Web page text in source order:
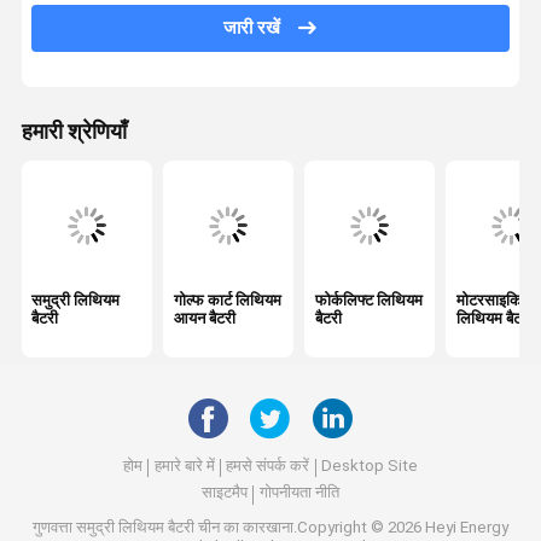
सॉलिड स्टेट बैटरी
अन्य बैटरी और सहायक उपकरण
जारी रखें
हमारी श्रेणियाँ
समुद्री लिथियम
बैटरी
गोल्फ कार्ट लिथियम
आयन बैटरी
फोर्कलिफ्ट लिथियम
बैटरी
मोटरसाइकिल
लिथियम बैटरी
होम हमारे बारे में हमसे संपर्क करें
Desktop Site
साइटमैप
गोपनीयता नीति
गुणवत्ता समुद्री लिथियम बैटरी चीन का कारखाना.Copyright © 2026 Heyi Energy